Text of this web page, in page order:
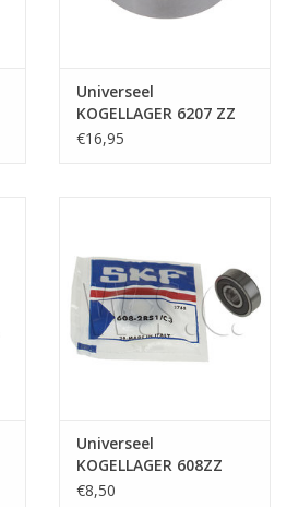
Universeel
KOGELLAGER 6207 ZZ
35 X 72 X 17
€16,95
Universeel
KOGELLAGER 608ZZ
8X22X7
€8,50